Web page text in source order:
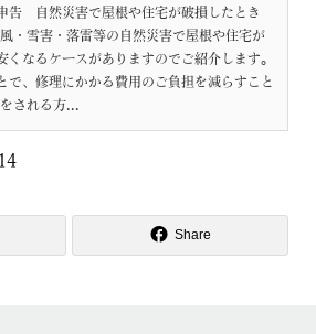
告 自然災害で屋根や住宅が破損したとき
・雪害・落雷等の自然災害で屋根や住宅が
くなるケースがありますのでご紹介します。
で、修理にかかる費用のご負担を減らすこと
される方...
Share